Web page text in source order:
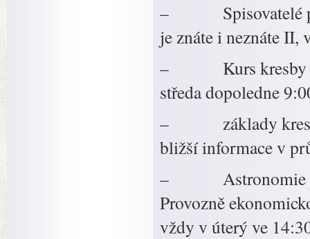
– Spisovatelé pro
je znáte i neznáte II,
– Kurs kresby –
středa dopoledne
– základy kresby
bližší informace v
– Astronomie –
Provozně
vždy v úterý ve